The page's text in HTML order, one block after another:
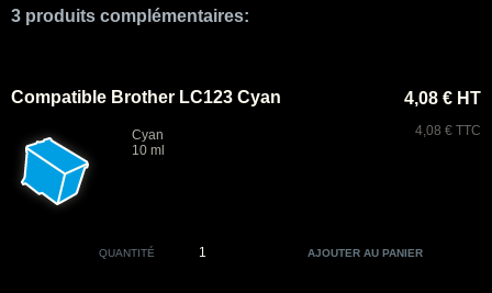
3 produits complémentaires:
Compatible Brother LC123 Cyan
Cyan
10 ml
4,08 € HT
4,08 € TTC
QUANTITÉ